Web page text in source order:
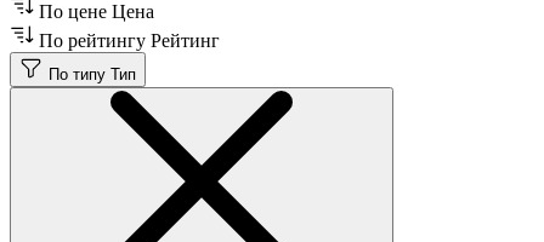
По цене Цена
По рейтингу Рейтинг
По типу Тип